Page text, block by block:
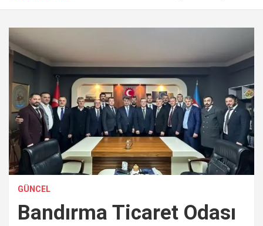
GÜNCEL
Bandırma Ticaret Odası